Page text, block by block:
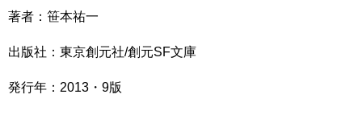
著者：笹本祐一
出版社：東京創元社/創元SF文庫
発行年：2013・9版